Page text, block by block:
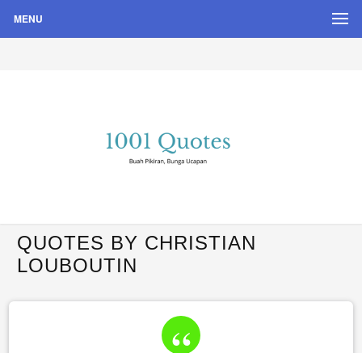
MENU
Quote Hari Puisi
QUOTES BY CHRISTIAN
LOUBOUTIN